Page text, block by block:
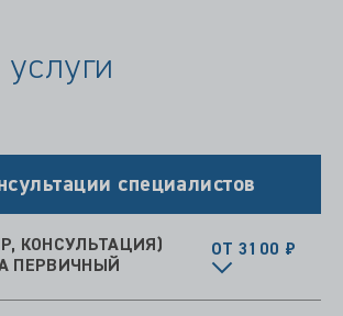
специалистов
КОНСУЛЬТАЦИЯ)
ПЕРВИЧНЫЙ
ОТ 3100 ₽